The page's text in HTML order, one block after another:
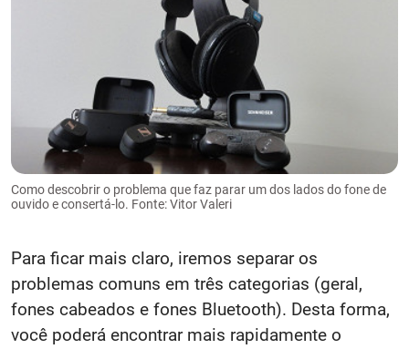
Como descobrir o problema que faz parar um dos lados do fone de
ouvido e consertá-lo. Fonte: Vitor Valeri
Para ficar mais claro, iremos separar os
problemas comuns em três categorias (geral,
fones cabeados e fones Bluetooth). Desta forma,
você poderá encontrar mais rapidamente o